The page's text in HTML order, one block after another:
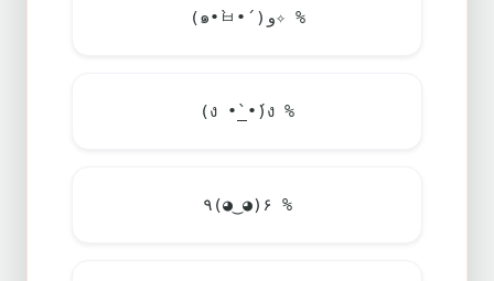
(๑•̀ㅂ•́)و✧ %
(ง •̀_•́)ง %
٩(◕‿◕)۶ %